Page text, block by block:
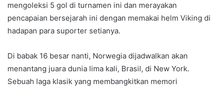
mengoleksi 5 gol di turnamen ini dan merayakan
pencapaian bersejarah ini dengan memakai helm Viking di
hadapan para suporter setianya.
Di babak 16 besar nanti, Norwegia dijadwalkan akan
menantang juara dunia lima kali, Brasil, di New York.
Sebuah laga klasik yang membangkitkan memori